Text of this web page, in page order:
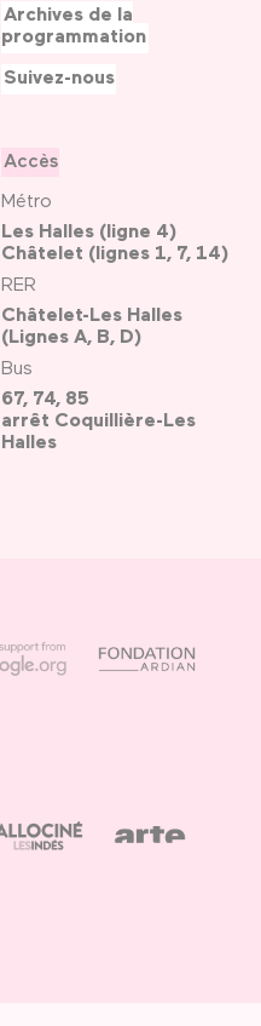
Accès
Métro
Les Halles (ligne 4)
Châtelet (lignes 1, 7, 14)
RER
Châtelet-Les Halles
(Lignes A, B, D)
Bus
67, 74, 85
arrêt Coquillière-Les
Halles
Archives de la
programmation
Suivez-nous